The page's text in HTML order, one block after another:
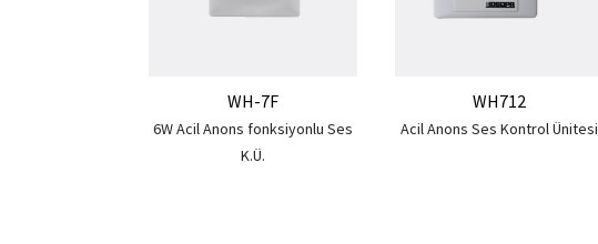
WH-7F
6W Acil Anons fonksiyonlu Ses
K.Ü.
WH712
Acil Anons Ses Kontrol Ünitesi